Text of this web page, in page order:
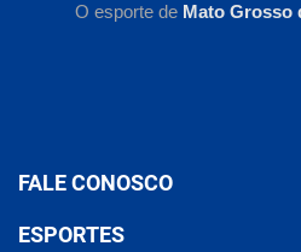
O esporte de Mato Grosso
FALE CONOSCO
ESPORTES